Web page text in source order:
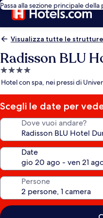
Passa alla sezione principale della
Visualizza tutte le strutture
Radisson BLU
Struttura
a
stelle
Hotel con spa, nei pressi di
Scegli le date per
Dove vuoi andare?
Date
Persone